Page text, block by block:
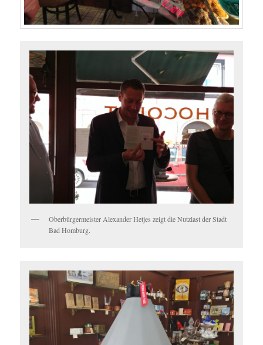
Oberbürgermeister Alexander Hetjes zeigt die Nutzlast der Stadt
Bad Homburg.